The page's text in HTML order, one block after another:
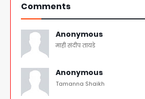
Comments
Anonymous
माही संदीप तायडे
Anonymous
Tamanna Shaikh